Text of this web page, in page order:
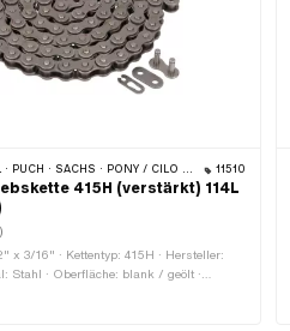
· PONY / CILO (BETA 521 & 512) · ZÜNDAPP BELMONDO · TOMOS · BYE BIKE 11510
415H (verstärkt) 114L
x 3/16" · Kettentyp: 415H · Hersteller:
Stahl · Oberfläche: blank / geölt ·
114 Stk. · Farbe: grau · Abrollumfang: